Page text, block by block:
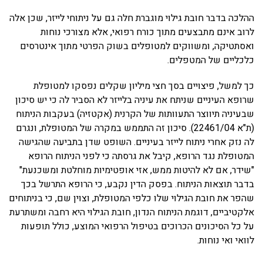
ההלכה בדבר חובת גילוי מוגברת חלה גם על ניתוחי לייזר, שכן אלה
לרוב אינם מתבצעים מתוך כורח רפואי, אלא מצורכי נוחות
ואסתטיקה, ומשווקים למטופלים בשוק הפרטי מתוך אינטרסים
כלכליים של המטפלים.
כך למשל, פיצויים בסך חצי מיליון שקלים נפסקו למטופלת
שרופא העיניים שניתח את עיניה בלייזר לא הסביר לה כי יש סיכון
שבעיניה תיווצר התעוותות של הקרנית (אקטזיה) בעקבות הניתוח
(ת"א 22461/04). סיכון זה התממש במקרה של המטופלת, ונגרם
לה נזק אחרי ניתוח לייזר בעיניים. השופט שדן בתביעה שהגישה
המטופלת נגד הרופא, קיבל את גרסתה כי לפני הניתוח הרופא
"שידר, אם לא להיטות ממש, אזי אופטימיות מוחלטת ומשכנעת"
בדבר תוצאות הניתוח. בפסק הדין נקבע, כי הרופא התרשל בכך
שהפר את חובת הגילוי שלו כלפי המטופלת, וצוין שם, כי בניתוחים
אלקטיביים, דוגמת הניתוח הנדון, חובת הגילוי היא רחבה ומשתרעת
על כל הסיכונים הכרוכים בטיפול הרפואי המוצע, כולל תופעות
לוואי ואי נוחות.